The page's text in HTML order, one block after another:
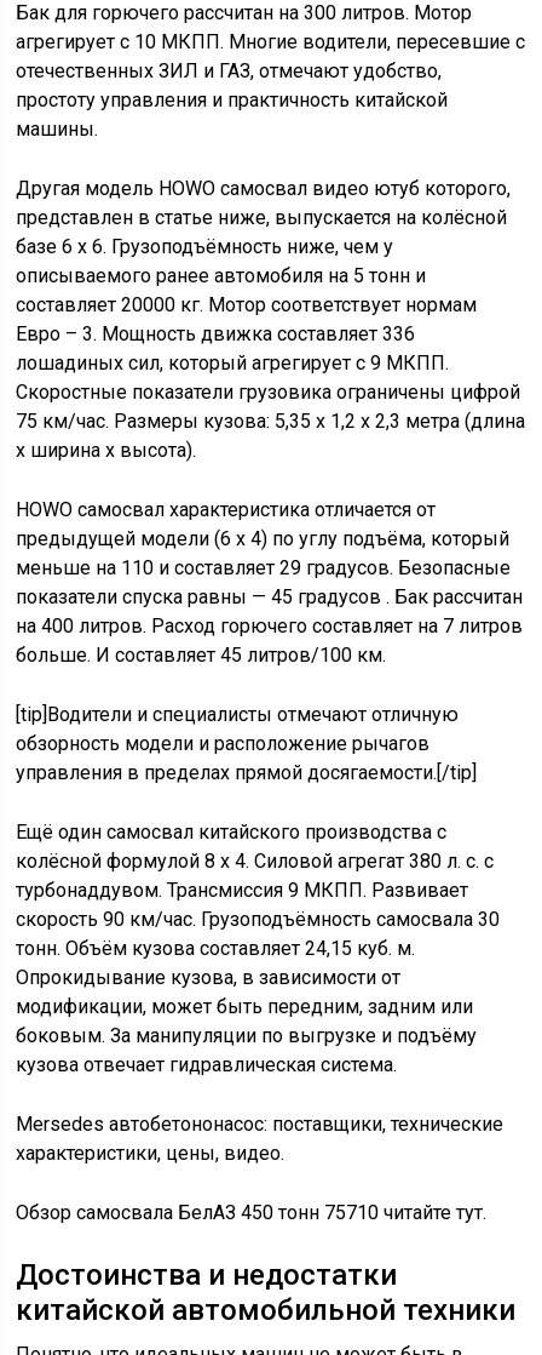
Бак для горючего рассчитан на 300 литров. Мотор
агрегирует с 10 МКПП. Многие водители, пересевшие с
отечественных ЗИЛ и ГАЗ, отмечают удобство,
простоту управления и практичность китайской
машины.
Другая модель HOWO самосвал видео ютуб которого,
представлен в статье ниже, выпускается на колёсной
базе 6 х 6. Грузоподъёмность ниже, чем у
описываемого ранее автомобиля на 5 тонн и
составляет 20000 кг. Мотор соответствует нормам
Евро – 3. Мощность движка составляет 336
лошадиных сил, который агрегирует с 9 МКПП.
Скоростные показатели грузовика ограничены цифрой
75 км/час. Размеры кузова: 5,35 х 1,2 х 2,3 метра (длина
х ширина х высота).
HOWO самосвал характеристика отличается от
предыдущей модели (6 х 4) по углу подъёма, который
меньше на 110 и составляет 29 градусов. Безопасные
показатели спуска равны — 45 градусов . Бак рассчитан
на 400 литров. Расход горючего составляет на 7 литров
больше. И составляет 45 литров/100 км.
[tip]Водители и специалисты отмечают отличную
обзорность модели и расположение рычагов
управления в пределах прямой досягаемости.[/tip]
Ещё один самосвал китайского производства с
колёсной формулой 8 х 4. Силовой агрегат 380 л. с. с
турбонаддувом. Трансмиссия 9 МКПП. Развивает
скорость 90 км/час. Грузоподъёмность самосвала 30
тонн. Объём кузова составляет 24,15 куб. м.
Опрокидывание кузова, в зависимости от
модификации, может быть передним, задним или
боковым. За манипуляции по выгрузке и подъёму
кузова отвечает гидравлическая система.
Mersedes автобетононасос: поставщики, технические
характеристики, цены, видео.
Обзор самосвала БелАЗ 450 тонн 75710 читайте тут.
Достоинства и недостатки
китайской автомобильной техники